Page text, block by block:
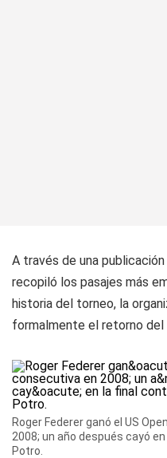
A través de una
recopiló los pasajes más
historia del torneo, la
formalmente el retorno del
Roger Federer ganó el US
2008; un año después cayó
Potro.